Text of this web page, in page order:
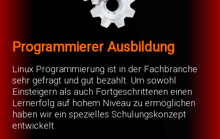
Programmierer Ausbildung
Linux Programmierung ist in der Fachbranche
sehr gefragt und gut bezahlt. Um sowohl
Einsteigern als auch Fortgeschrittenen einen
Lernerfolg auf hohem Niveau zu ermöglichen
haben wir ein spezielles Schulungskonzept
entwickelt.